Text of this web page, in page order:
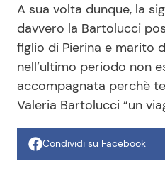
A sua volta dunque, la
davvero la Bartolucci
figlio di Pierina e marito
nell’ultimo periodo non
accompagnata perchè
Valeria Bartolucci “un
Condividi su Facebook